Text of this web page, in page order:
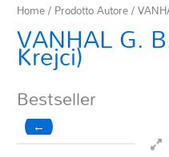
Home/ Prodotto Autore /
VANHAL G.
Krejci)
Bestseller
←